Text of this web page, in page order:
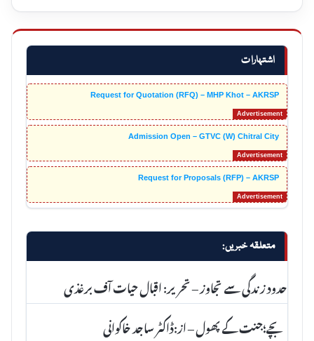
اشتہارات
Request for Quotation (RFQ) – MHP Khot – AKRSP
Admission Open – GTVC (W) Chitral City
Request for Proposals (RFP) – AKRSP
متعلقہ خبریں:
حدود زندگی سے تجاوز – تحریر: اقبال حیات آف برغذی
بچے؛جنت کے پھول – از:ڈاکٹر ساجد خاکوانی